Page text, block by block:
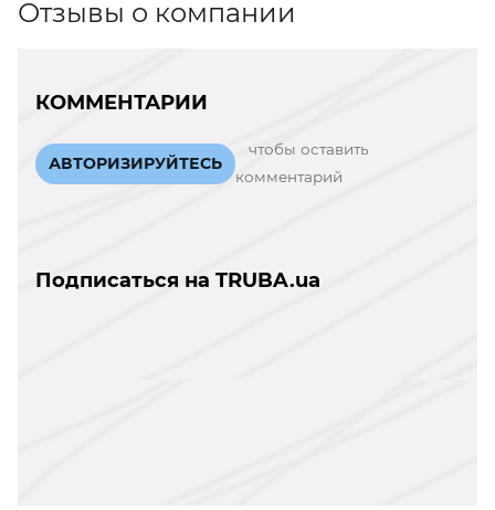
Отзывы о компании
КОММЕНТАРИИ
АВТОРИЗИРУЙТЕСЬ
чтобы оставить
комментарий
Подписаться на TRUBA.ua